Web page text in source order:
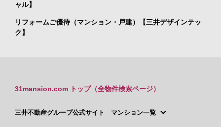
ャル】
リフォームご優待（マンション・戸建）【三井デザインテッ
ク】
31mansion.com トップ（全物件検索ページ）
三井不動産グループ公式サイト マンション一覧